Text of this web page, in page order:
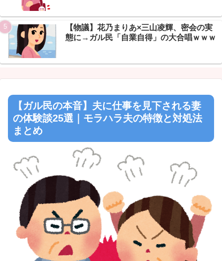
【物議】花乃まりあ×三山凌輝、密会の実
態に→ガル民「自業自得」の大合唱ｗｗｗ
【ガル民の本音】夫に仕事を見下される妻
の体験談25選｜モラハラ夫の特徴と対処法
まとめ